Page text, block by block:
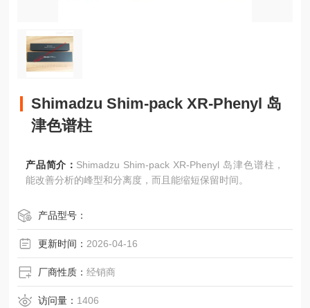
Shimadzu Shim-pack XR-Phenyl 岛
津色谱柱
产品简介： Shimadzu Shim-pack XR-Phenyl 岛津色谱柱，
能改善分析的峰型和分离度，而且能缩短保留时间。
产品型号：
更新时间： 2026-04-16
厂商性质：经销商
访问量： 1406